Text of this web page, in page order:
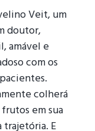
Veit, um
doutor,
amável e
com os
colherá
em sua
trajetória. E